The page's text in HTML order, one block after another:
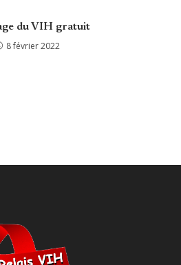
du VIH gratuit
8 février 2022